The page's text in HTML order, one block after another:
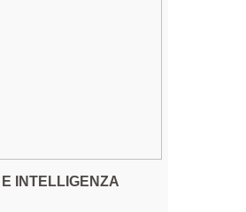
INTELLIGENZA